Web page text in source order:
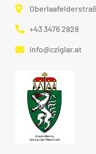
+43 3476 2828
info@cziglar.at